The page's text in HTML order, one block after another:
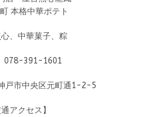
本格中華ポテト
、中華菓子、粽
】078-391-1601
戸市中央区元町通1-2-5
通アクセス】